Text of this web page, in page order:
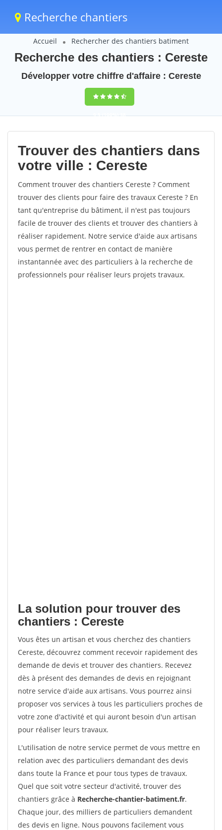
Recherche chantiers
Accueil Rechercher des chantiers batiment
Recherche des chantiers : Cereste
Développer votre chiffre d'affaire : Cereste
9,5(100%)38
votes
Trouver des chantiers dans
votre ville : Cereste
Comment trouver des chantiers Cereste ? Comment
trouver des clients pour faire des travaux Cereste ? En
tant qu'entreprise du bâtiment, il n'est pas toujours
facile de trouver des clients et trouver des chantiers à
réaliser rapidement. Notre service d'aide aux artisans
vous permet de rentrer en contact de manière
instantannée avec des particuliers à la recherche de
professionnels pour réaliser leurs projets travaux.
La solution pour trouver des
chantiers : Cereste
Vous êtes un artisan et vous cherchez des chantiers
Cereste, découvrez comment recevoir rapidement des
demande de devis et trouver des chantiers. Recevez
dès à présent des demandes de devis en rejoignant
notre service d'aide aux artisans. Vous pourrez ainsi
proposer vos services à tous les particuliers proches de
votre zone d'activité et qui auront besoin d'un artisan
pour réaliser leurs travaux.
L'utilisation de notre service permet de vous mettre en
relation avec des particuliers demandant des devis
dans toute la France et pour tous types de travaux.
Quel que soit votre secteur d'activité, trouver des
chantiers grâce à Recherche-chantier-batiment.fr.
Chaque jour, des milliers de particuliers demandent
des devis en ligne. Nous pouvons facilement vous